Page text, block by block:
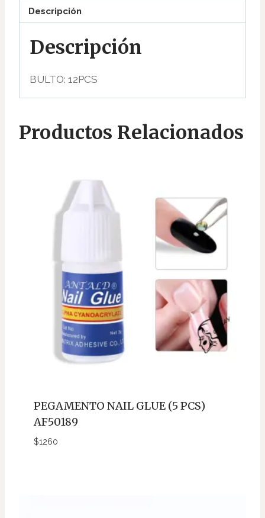
Descripción
Descripción
BULTO: 12PCS
Productos Relacionados
PEGAMENTO NAIL GLUE (5 PCS)
AF50189
$1260